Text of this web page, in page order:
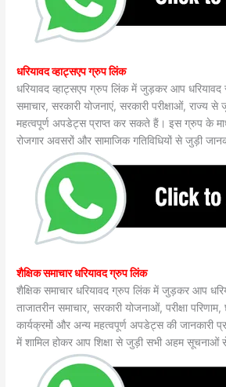
धरियावद व्हाट्सएप ग्रुप लिंक
धरियावद व्हाट्सएप ग्रुप लिंक में जुड़कर आप धरियावद
समाचार, सरकारी योजनाएं, सरकारी परीक्षाओं,
महत्वपूर्ण अपडेट्स प्राप्त कर सकते हैं। इस ग्रुप के
रोजगार अवसरों और सामाजिक गतिविधियों से जुड़ी
शैक्षिक समाचार धरियावद ग्रुप लिंक
शैक्षिक समाचार धरियावद ग्रुप लिंक में जुड़कर आप
ताजातरीन समाचार, सरकारी योजनाओं, परीक्षा परिणाम,
कार्यक्रमों और अन्य महत्वपूर्ण अपडेट्स की जानकारी
में शामिल होकर आप शिक्षा से जुड़ी सभी अहम